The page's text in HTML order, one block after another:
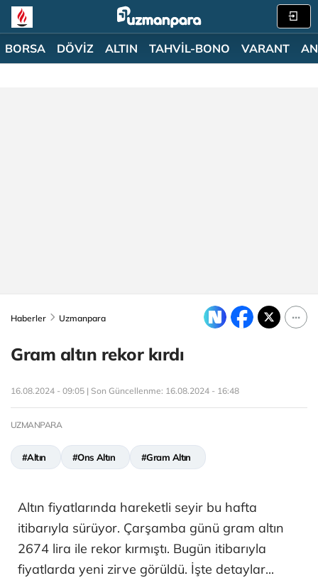
BORSA DÖVİZ ALTIN TAHVİL-BONO VARANT
Haberler Uzmanpara
Gram altın rekor kırdı
16.08.2024 - 09:05 | Son Güncellenme: 16.08.2024 - 16:48
UZMANPARA
#Altın #Ons Altın #Gram Altın
Altın fiyatlarında hareketli seyir bu hafta
itibarıyla sürüyor. Çarşamba günü gram altın
2674 lira ile rekor kırmıştı. Bugün itibarıyla
fiyatlarda yeni zirve görüldü. İşte detaylar...